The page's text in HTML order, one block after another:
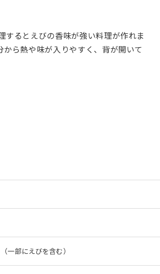
るとえびの香味が強い料理が作れま
ら熱や味が入りやすく、背が開いて
一部にえびを含む）